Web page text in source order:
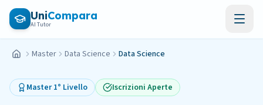
Vai al contenuto principale
UniCompara
AI Tutor
Home Master Data Science Data Science
Master1° Livello Iscrizioni Aperte